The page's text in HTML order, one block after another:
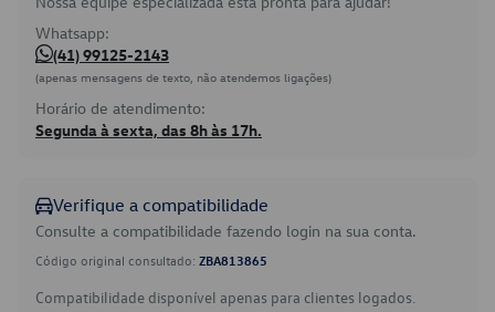
Whatsapp:
(41) 99125-2143
(apenas mensagens de texto, não atendemos ligações)
Horário de atendimento:
Segunda à sexta, das 8h às 17h.
Verifique a compatibilidade
Consulte a compatibilidade fazendo login na sua conta.
Código original consultado: ZBA813865
Compatibilidade disponível apenas para clientes logados.